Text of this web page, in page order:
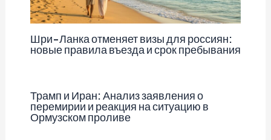
Шри-Ланка отменяет визы для россиян:
новые правила въезда и срок пребывания
Трамп и Иран: Анализ заявления о
перемирии и реакция на ситуацию в
Ормузском проливе